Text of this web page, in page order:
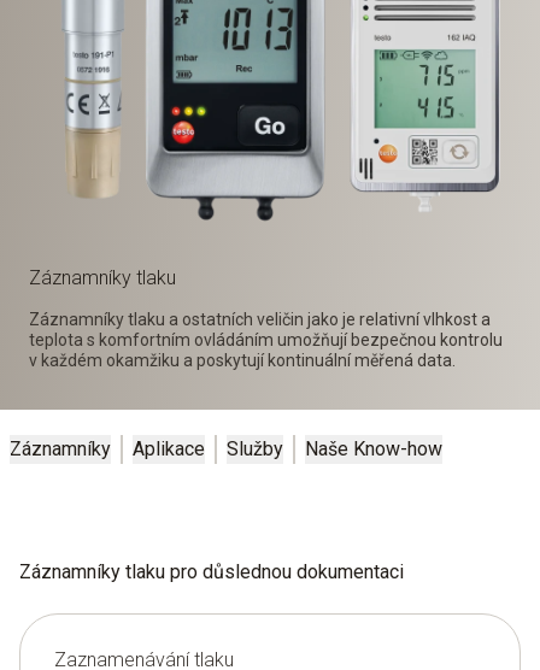
Záznamníky tlaku
Záznamníky tlaku a ostatních veličin jako je relativní vlhkost a
teplota s komfortním ovládáním umožňují bezpečnou kontrolu
v každém okamžiku a poskytují kontinuální měřená data.
Záznamníky Aplikace Služby Naše Know-how
Záznamníky tlaku pro důslednou dokumentaci
Zaznamenávání tlaku